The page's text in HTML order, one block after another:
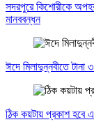
সদরপুরে কিশোরীকে
মানববন্ধন
ঈদে মিলাদুন্নবীতে টানা
ঠিক কয়টায় প্রকাশ হবে